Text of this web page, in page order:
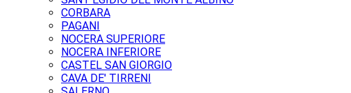
CORBARA
PAGANI
NOCERA SUPERIORE
NOCERA INFERIORE
CASTEL SAN GIORGIO
CAVA DE' TIRRENI